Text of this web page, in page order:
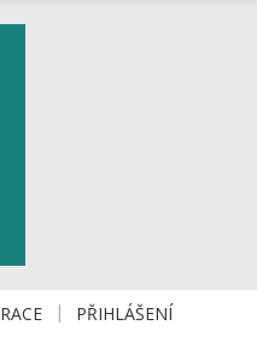
PŘIHLÁŠENÍ